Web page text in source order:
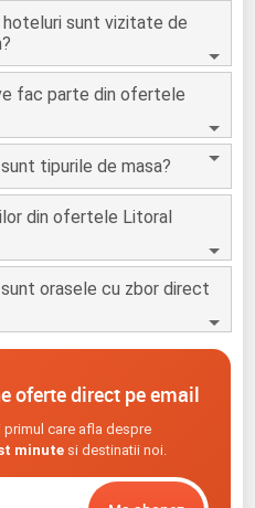
sunt vizitate de
fac parte din ofertele
tipurile de masa?
din ofertele Litoral
orasele cu zbor direct
oferte direct pe email
care afla despre
minutesi destinatii noi.